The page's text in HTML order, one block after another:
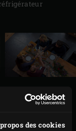
des cookies
grille en